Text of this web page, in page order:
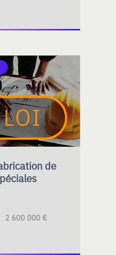
de
2 600 000 €